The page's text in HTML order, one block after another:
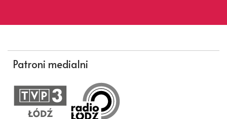
Patroni medialni